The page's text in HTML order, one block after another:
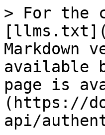
> For the complete documentation index, see [llms.txt](https://docs.altum.ai/llms.txt). Markdown versions of documentation pages are available by appending `.md` to page URLs; this page is available as [Markdown](https://docs.altum.ai/financieren/wws-punten-api/authenticatie-invoer-en-resultaat.md).

# Authenticatie, invoer en resultaat

#### Headers

| Name                                           | Type   | Description                                                                      |
| ---------------------------------------------- | ------ | -------------------------------------------------------------------------------- |
| x-api-key<mark style="color:red;">\*</mark>    | string | Unieke API-sleutel van Altum. Maak er een via Mopsus (<https://mopsus.altum.ai>) |
| Content-Type<mark style="color:red;">\*</mark> | string | application/json                                                                 |

## Haal wws-punten ophalen voor een woonruimte die een zelfstandige woning vormt, op basis van de regels van versie 01-01-2025

<mark style="color:green;">`POST`</mark> `https://api.altum.ai/wws/01012025`

#### Request Body

| Veld                                    | Type              | Toegestane Waarden & Beschrijving                                                                                                                                                                                                                                                                                                                                                                                                                 |
| --------------------------------------- | ----------------- |